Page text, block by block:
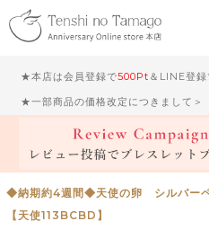
★本店は会員登録で500Pt ＆LINE登録
★一部商品の価格改定につきまして＞
◆納期約4週間◆天使の卵 シルバー
【天使113BCBD】